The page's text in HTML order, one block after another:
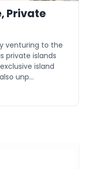
Private
venturing to the
private islands
island
unp...